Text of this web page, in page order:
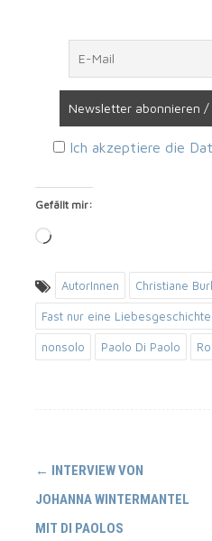
Ich akzep­tie­re die
Gefällt mir:
Loa­
AutorInnen Christiane
Fast nur eine Liebesgeschichte
nonsolo Paolo Di Paolo
Navigation
(Beiträge)
← INTERVIEW VON
JOHANNA WINTERMANTEL
MIT DI PAOLOS